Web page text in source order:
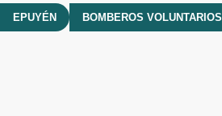
EPUYÉN BOMBEROS VOLUNTARIOS